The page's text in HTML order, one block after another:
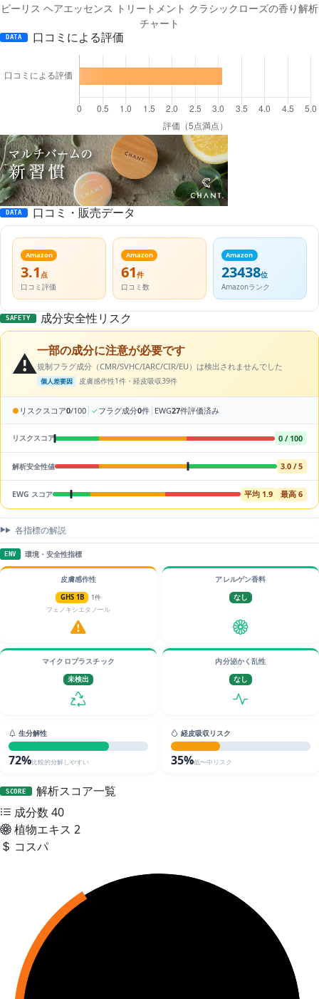
ビーリス ヘアエッセンス トリートメント クラシックローズの香り解析
チャート
DATA 口コミによる評価
DATA 口コミ・販売データ
Amazon
3.1 点
口コミ評価
Amazon
61件
口コミ数
Amazon
23438位
Amazonランク
SAFETY 成分安全性リスク
⚠️一部の成分に注意が必要です
規制フラグ成分（CMR/SVHC/IARC/CIR/EU）は検出されませんでした
個人差要因 皮膚感作性1件・経皮吸収39件
● リスクスコア0/100 | ✓フラグ成分0件 | EWG27件評価済み
リスクスコア 0 / 100
解析安全性値 3.0 / 5
EWG スコア 平均 1.9 最高 6
各指標の解説
ENV 環境・安全性指標
皮膚感作性
GHS 1B
1件
フェノキシエタノール
アレルゲン香料
なし
マイクロプラスチック
未検出
内分泌かく乱性
なし
生分解性
72%比較的分解しやすい
経皮吸収リスク
35%低〜中リスク
SCORE
解析スコア一覧
成分数 40
植物エキス 2
コスパ